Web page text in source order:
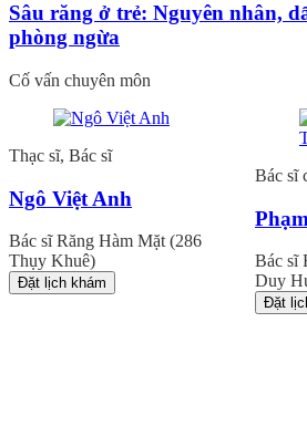
Sâu răng ở trẻ: Nguyên nhân,
phòng ngừa
Cố vấn chuyên môn
Thạc sĩ, Bác sĩ
Ngô Việt Anh
Bác sĩ Răng Hàm Mặt (286
Thụy Khuê)
Đặt lịch khám
Bác sĩ
Bác sĩ
Duy
Đặt